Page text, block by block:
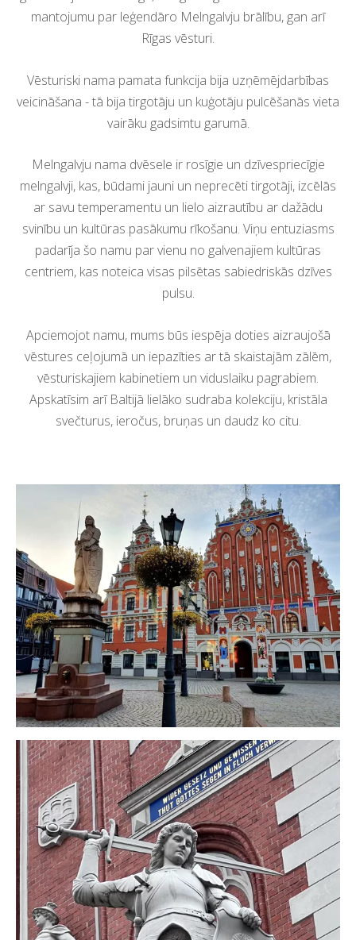
mantojumu par leģendāro Melngalvju brālību, gan arī
Rīgas vēsturi.
Vēsturiski nama pamata funkcija bija uzņēmējdarbības
veicināšana - tā bija tirgotāju un kuģotāju pulcēšanās vieta
vairāku gadsimtu garumā.
Melngalvju nama dvēsele ir rosīgie un dzīvespriecīgie
melngalvji, kas, būdami jauni un neprecēti tirgotāji, izcēlās
ar savu temperamentu un lielo aizrautību ar dažādu
svinību un kultūras pasākumu rīkošanu. Viņu entuziasms
padarīja šo namu par vienu no galvenajiem kultūras
centriem, kas noteica visas pilsētas sabiedriskās dzīves
pulsu.
Apciemojot namu, mums būs iespēja doties aizraujošā
vēstures ceļojumā un iepazīties ar tā skaistajām zālēm,
vēsturiskajiem kabinetiem un viduslaiku pagrabiem.
Apskatīsim arī Baltijā lielāko sudraba kolekciju, kristāla
svečturus, ieročus, bruņas un daudz ko citu.